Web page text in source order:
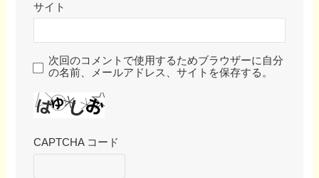
サイト
次回のコメントで使用するためブラウザーに自分
の名前、メールアドレス、サイトを保存する。
CAPTCHA コード